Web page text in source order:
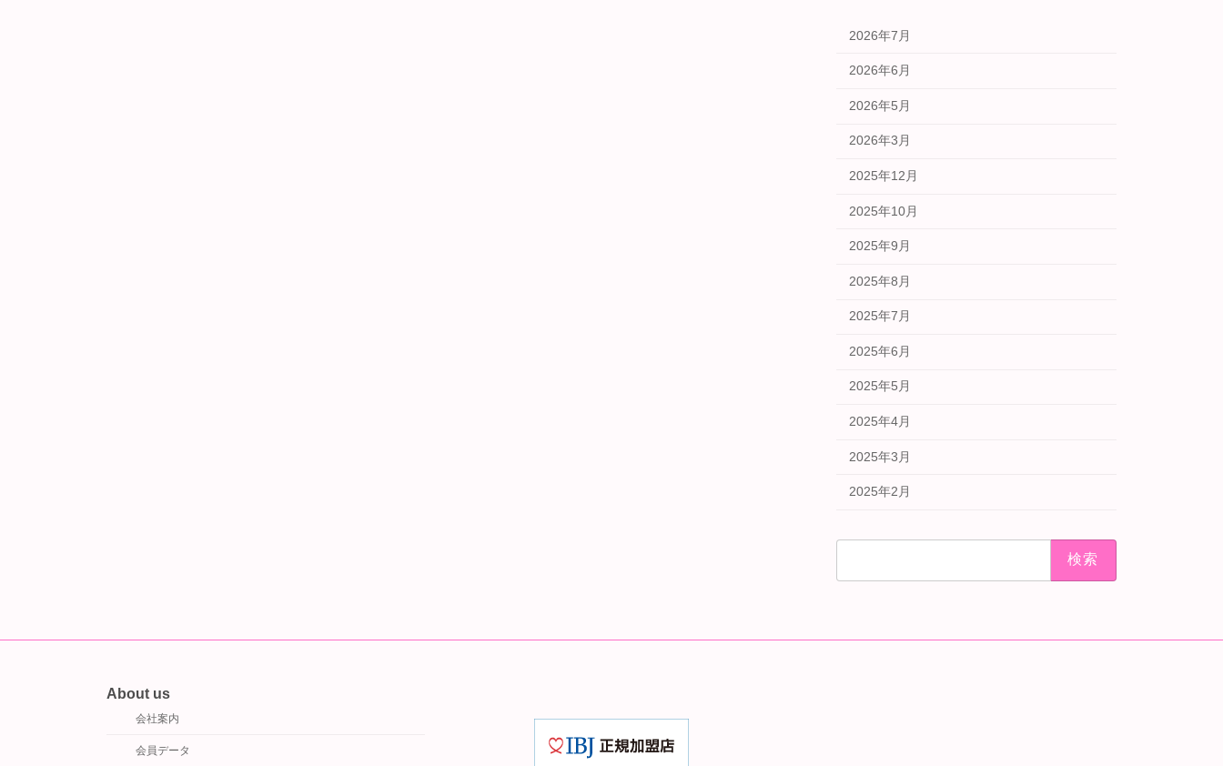
2026年7月
2026年6月
2026年5月
2026年3月
2025年12月
2025年10月
2025年9月
2025年8月
2025年7月
2025年6月
2025年5月
2025年4月
2025年3月
2025年2月
About us
会社案内
会員データ